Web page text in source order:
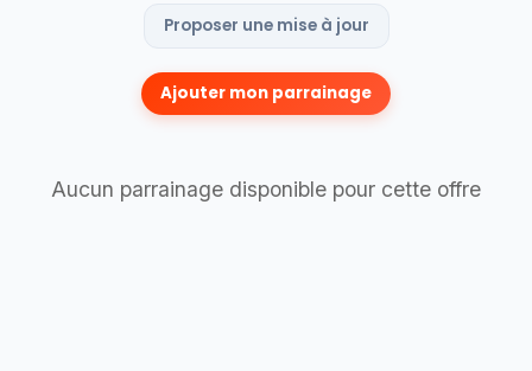
Proposer une mise à jour
Ajouter mon parrainage
Aucun parrainage disponible pour cette offre